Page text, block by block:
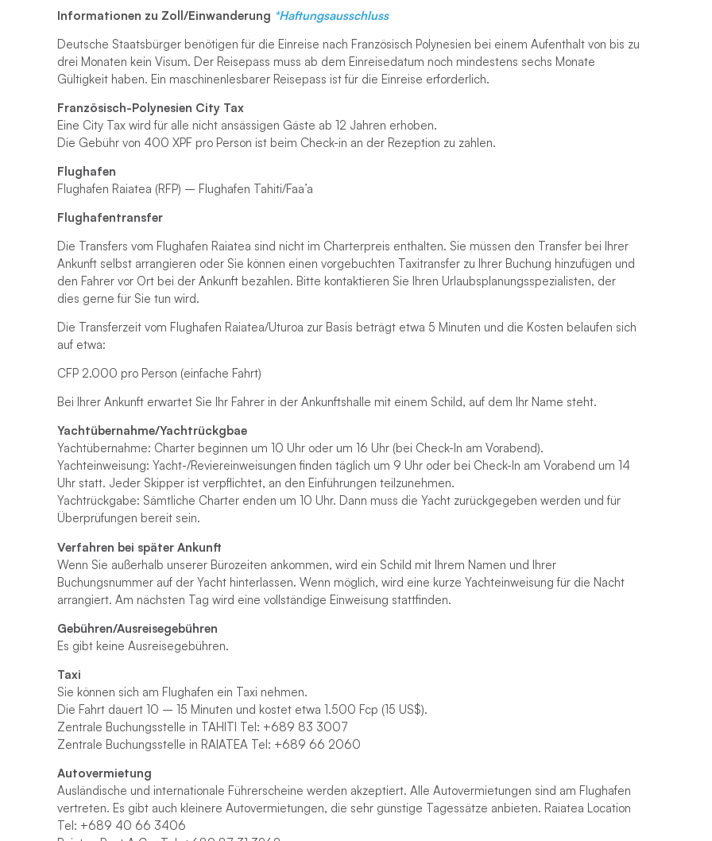
Informationen zu Zoll/Einwanderung *Haftungsausschluss
Deutsche Staatsbürger benötigen für die Einreise nach Französisch Polynesien bei einem Aufenthalt von bis zu
drei Monaten kein Visum. Der Reisepass muss ab dem Einreisedatum noch mindestens sechs Monate
Gültigkeit haben. Ein maschinenlesbarer Reisepass ist für die Einreise erforderlich.
Französisch-Polynesien City Tax
Eine City Tax wird für alle nicht ansässigen Gäste ab 12 Jahren erhoben.
Die Gebühr von 400 XPF pro Person ist beim Check-in an der Rezeption zu zahlen.
Flughafen
Flughafen Raiatea (RFP) – Flughafen Tahiti/Faa’a
Flughafentransfer
Die Transfers vom Flughafen Raiatea sind nicht im Charterpreis enthalten. Sie müssen den Transfer bei Ihrer
Ankunft selbst arrangieren oder Sie können einen vorgebuchten Taxitransfer zu Ihrer Buchung hinzufügen und
den Fahrer vor Ort bei der Ankunft bezahlen. Bitte kontaktieren Sie Ihren Urlaubsplanungsspezialisten, der
dies gerne für Sie tun wird.
Die Transferzeit vom Flughafen Raiatea/Uturoa zur Basis beträgt etwa 5 Minuten und die Kosten belaufen sich
auf etwa:
CFP 2.000 pro Person (einfache Fahrt)
Bei Ihrer Ankunft erwartet Sie Ihr Fahrer in der Ankunftshalle mit einem Schild, auf dem Ihr Name steht.
Yachtübernahme/Yachtrückgbae
Yachtübernahme: Charter beginnen um 10 Uhr oder um 16 Uhr (bei Check-In am Vorabend).
Yachteinweisung: Yacht-/Reviereinweisungen finden täglich um 9 Uhr oder bei Check-In am Vorabend um 14
Uhr statt. Jeder Skipper ist verpflichtet, an den Einführungen teilzunehmen.
Yachtrückgabe: Sämtliche Charter enden um 10 Uhr. Dann muss die Yacht zurückgegeben werden und für
Überprüfungen bereit sein.
Verfahren bei später Ankunft
Wenn Sie außerhalb unserer Bürozeiten ankommen, wird ein Schild mit Ihrem Namen und Ihrer
Buchungsnummer auf der Yacht hinterlassen. Wenn möglich, wird eine kurze Yachteinweisung für die Nacht
arrangiert. Am nächsten Tag wird eine vollständige Einweisung stattfinden.
Gebühren/Ausreisegebühren
Es gibt keine Ausreisegebühren.
Taxi
Sie können sich am Flughafen ein Taxi nehmen.
Die Fahrt dauert 10 – 15 Minuten und kostet etwa 1.500 Fcp (15 US$).
Zentrale Buchungsstelle in TAHITI Tel: +689 83 3007
Zentrale Buchungsstelle in RAIATEA Tel: +689 66 2060
Autovermietung
Ausländische und internationale Führerscheine werden akzeptiert. Alle Autovermietungen sind am Flughafen
vertreten. Es gibt auch kleinere Autovermietungen, die sehr günstige Tagessätze anbieten. Raiatea Location
Tel: +689 40 66 3406